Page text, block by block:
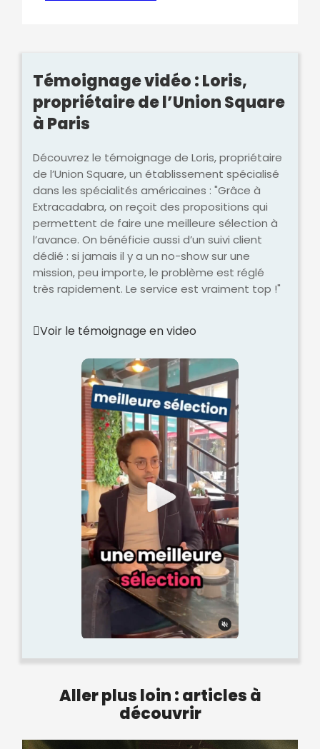
Témoignage vidéo : Loris,
propriétaire de l’Union Square
à Paris
Découvrez le témoignage de Loris, propriétaire
de l’Union Square, un établissement spécialisé
dans les spécialités américaines : "Grâce à
Extracadabra, on reçoit des propositions qui
permettent de faire une meilleure sélection à
l’avance. On bénéficie aussi d’un suivi client
dédié : si jamais il y a un no-show sur une
mission, peu importe, le problème est réglé
très rapidement. Le service est vraiment top !"
Voir le témoignage en video
Aller plus loin : articles à
découvrir